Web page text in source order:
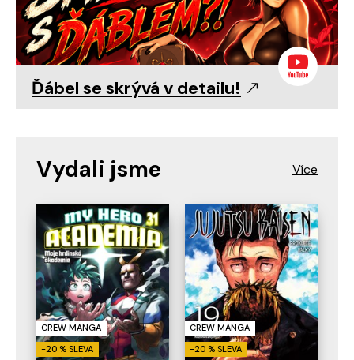
Ďábel se skrývá v detailu!
Vydali jsme
CREW MANGA
-20 % SLEVA
CREW MANGA
-20 % SLEVA